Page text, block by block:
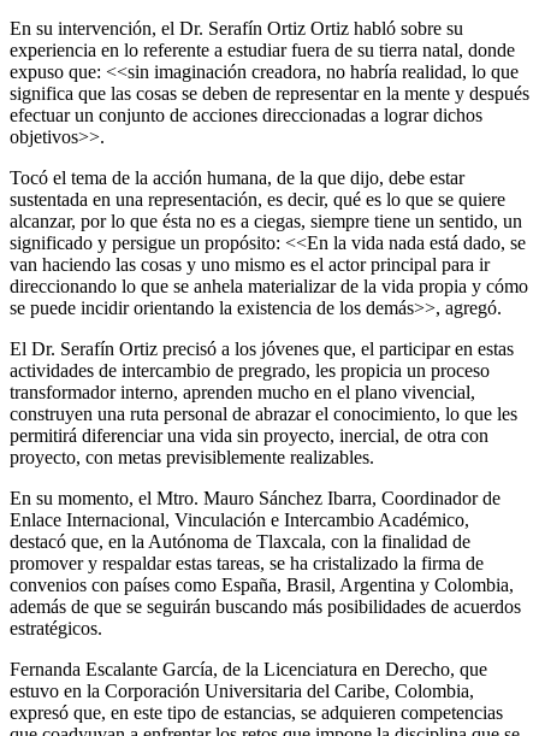
En su intervención, el Dr. Serafín Ortiz Ortiz habló sobre su
experiencia en lo referente a estudiar fuera de su tierra natal, donde
expuso que: <<sin imaginación creadora, no habría realidad, lo que
significa que las cosas se deben de representar en la mente y después
efectuar un conjunto de acciones direccionadas a lograr dichos
objetivos>>.
Tocó el tema de la acción humana, de la que dijo, debe estar
sustentada en una representación, es decir, qué es lo que se quiere
alcanzar, por lo que ésta no es a ciegas, siempre tiene un sentido, un
significado y persigue un propósito: <<En la vida nada está dado, se
van haciendo las cosas y uno mismo es el actor principal para ir
direccionando lo que se anhela materializar de la vida propia y cómo
se puede incidir orientando la existencia de los demás>>, agregó.
El Dr. Serafín Ortiz precisó a los jóvenes que, el participar en estas
actividades de intercambio de pregrado, les propicia un proceso
transformador interno, aprenden mucho en el plano vivencial,
construyen una ruta personal de abrazar el conocimiento, lo que les
permitirá diferenciar una vida sin proyecto, inercial, de otra con
proyecto, con metas previsiblemente realizables.
En su momento, el Mtro. Mauro Sánchez Ibarra, Coordinador de
Enlace Internacional, Vinculación e Intercambio Académico,
destacó que, en la Autónoma de Tlaxcala, con la finalidad de
promover y respaldar estas tareas, se ha cristalizado la firma de
convenios con países como España, Brasil, Argentina y Colombia,
además de que se seguirán buscando más posibilidades de acuerdos
estratégicos.
Fernanda Escalante García, de la Licenciatura en Derecho, que
estuvo en la Corporación Universitaria del Caribe, Colombia,
expresó que, en este tipo de estancias, se adquieren competencias